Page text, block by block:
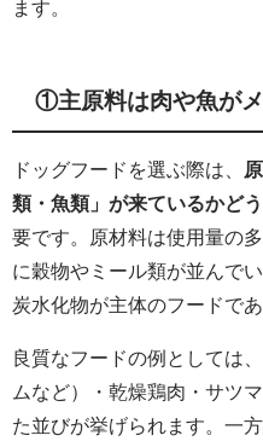
ます。
①主原料は肉や魚が
ドッグフードを選ぶ際は、
類・魚類」が来ているかど
要です。原材料は使用量の
に穀物やミール類が並んで
炭水化物が主体のフードで
良質なフードの例としては
ムなど）・乾燥鶏肉・サツ
た並びが挙げられます。一